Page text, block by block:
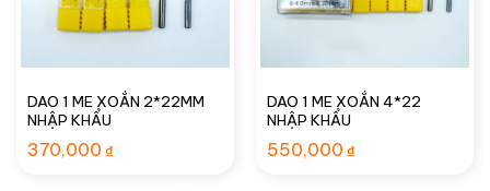
DAO 1 ME XOẮN 2*22MM
NHẬP KHẨU
370,000 ₫
DAO 1 ME XOẮN 4*22
NHẬP KHẨU
550,000 ₫